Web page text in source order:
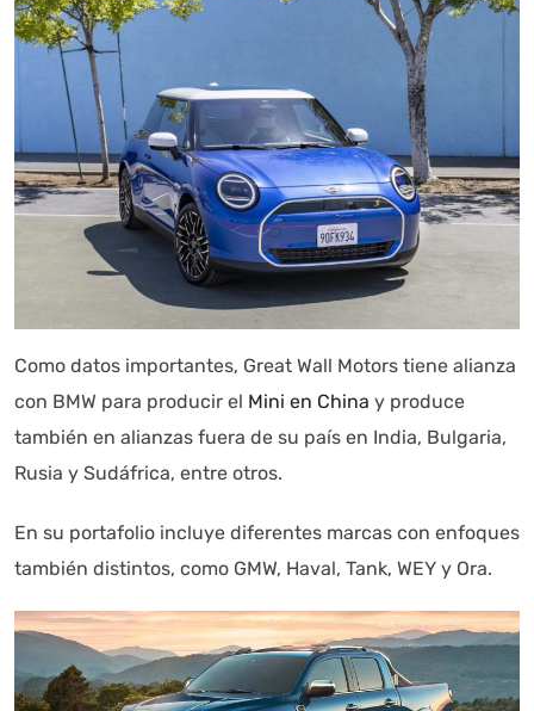
Como datos importantes, Great Wall Motors tiene alianza
con BMW para producir el Mini en China y produce
también en alianzas fuera de su país en India, Bulgaria,
Rusia y Sudáfrica, entre otros.
En su portafolio incluye diferentes marcas con enfoques
también distintos, como GMW, Haval, Tank, WEY y Ora.